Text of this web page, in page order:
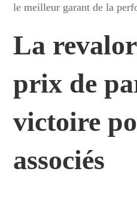
le meilleur garant de la
La
prix de
victoire
associés